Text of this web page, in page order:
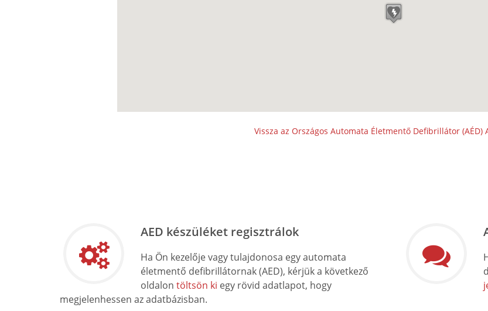
Vissza az Országos Automata Életmentő Defibrillátor (AÉD)
AED készüléket regisztrálok
Ha Ön kezelője vagy tulajdonosa egy automata
életmentő defibrillátornak (AED), kérjük a következő
oldalon töltsön ki egy rövid adatlapot, hogy
megjelenhessen az adatbázisban.